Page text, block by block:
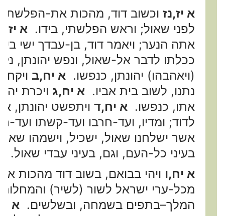
א יז,נז וכשוב דוד, מהכות את-הפלשתי,
לפני שאול; וראש הפלשתי, בידו.א
אתה הנער; ויאמר דוד, בן-עבדך ישי
ככלתו לדבר אל-שאול, ונפש יהונתן,
(ויאהבהו) יהונתן, כנפשו.א יח,ב
נתנו, לשוב בית אביו.א יח,ג ויכרת
אתו, כנפשו.א יח,ד ויתפשט יהונתן,
לדוד; ומדיו, ועד-חרבו ועד-קשתו ועד-
אשר ישלחנו שאול, ישכיל, וישמהו
בעיני כל-העם, וגם, בעיני עבדי שאול.
א יח,ו ויהי בבואם, בשוב דוד מהכות
מכל-ערי ישראל לשור (לשיר)
המלך–בתפים בשמחה, ובשלשים.א